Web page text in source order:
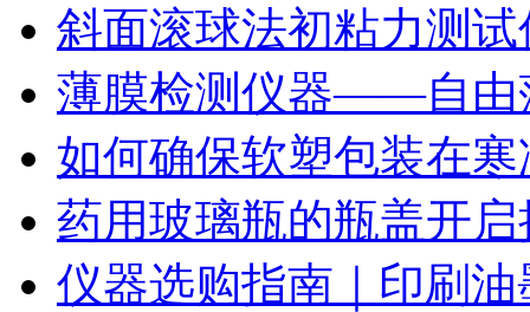
斜面滚球法初粘力测
薄膜检测仪器——自由
如何确保软塑包装在
药用玻璃瓶的瓶盖开
仪器选购指南｜印刷